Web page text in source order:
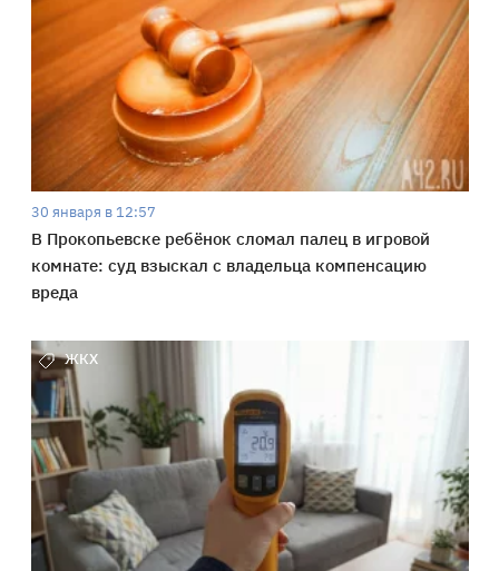
30 января в 12:57
В Прокопьевске ребёнок сломал палец в игровой
комнате: суд взыскал с владельца компенсацию
вреда
ЖКХ